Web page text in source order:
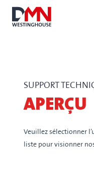
SUPPORT
APERÇU
Veuillez sélectionner
liste pour visionner